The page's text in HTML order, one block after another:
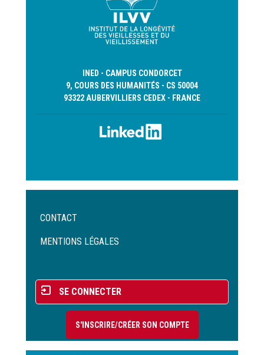
INED - CAMPUS CONDORCET
9, COURS DES HUMANITÉS - CS 50004
93322 AUBERVILLIERS CEDEX - FRANCE
Menu
de
CONTACT
MENTIONS LÉGALES
Menu
du
compte
l'utilisateur
SE CONNECTER
S'INSCRIRE/CRÉER SON COMPTE